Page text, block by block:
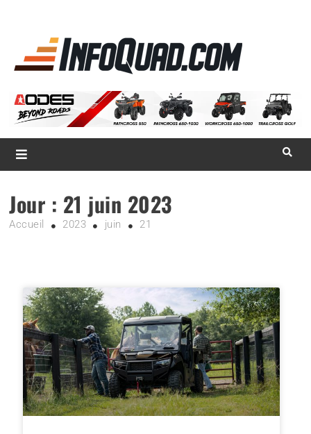
Magazine InfoQuad.com
Jour : 21 juin 2023
Accueil 2023 juin 21